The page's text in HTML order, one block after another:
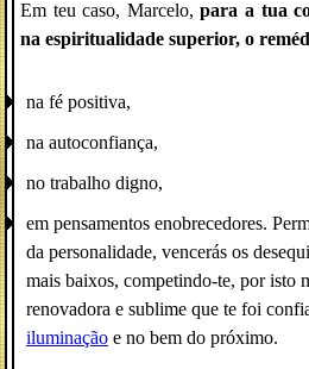
Em teu caso, Marcelo,para a tua
na espiritualidade superior, o
na fé positiva,
na autoconfiança,
no trabalho digno,
em pensamentos enobrecedores.
da personalidade, vencerás os
mais baixos, competindo-te, por isto
renovadora e sublime que te foi
iluminação e no bem do próximo.